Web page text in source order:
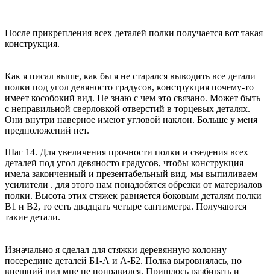
После прикрепления всех деталей полки получается вот такая
конструкция.
Как я писал выше, как бы я не старался выводить все детали
полки под угол девяносто градусов, конструкция почему-то
имеет кособокий вид. Не знаю с чем это связано. Может быть
с неправильной сверловкой отверстий в торцевых деталях.
Они внутри наверное имеют угловой наклон. Больше у меня
предположений нет.
Шаг 14. Для увеличения прочности полки и сведения всех
деталей под угол девяносто градусов, чтобы конструкция
имела законченный и презентабельный вид, мы выпиливаем
усилители . для этого нам понадобятся обрезки от материалов
полки. Высота этих стяжек равняется боковым деталям полки
В1 и В2, то есть двадцать четыре сантиметра. Получаются
такие детали.
Изначально я сделал для стяжки деревянную колонну
посередине деталей Б1-А и А-Б2. Полка выровнялась, но
внешний вид мне не понравился. Пришлось разбирать и